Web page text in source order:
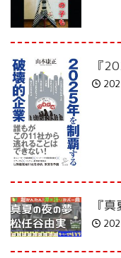
『
『